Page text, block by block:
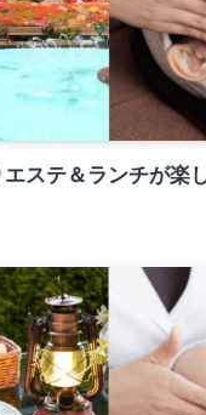
エステ＆ランチが楽